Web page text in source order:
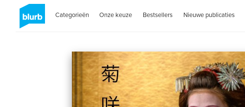
Categorieën Onze keuze Bestsellers Nieuwe publicaties